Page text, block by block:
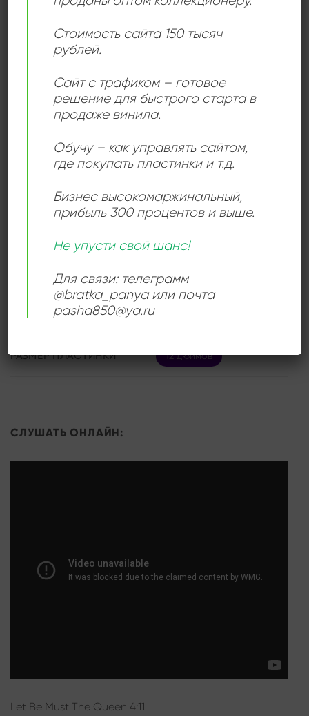
Эта пластинка стала важной вехой в творчестве
Геш Патти, демонстрируя её музыкальный
экспериментализм и смелый подход к поп-музыке.
доступной широкой аудитории в Восточной Европе,
где её стиль и уникальная манера исполнения
привлекли новых поклонников.
ИСПОЛНИТЕЛЬ
СОСТОЯНИЕ
РАЗМЕР ПЛАСТИНКИ 12 дюймов
СЛУШАТЬ ОНЛАЙН:
Let Be Must The Queen 4:11
Стоимость сайта 150 тысяч
рублей.
Сайт с трафиком – готовое
решение для быстрого старта в
продаже винила.
Обучу – как управлять сайтом,
где покупать пластинки и т.д.
Бизнес высокомаржинальный,
прибыль 300 процентов и выше.
Не упусти свой шанс!
Для связи: телеграмм
@bratka_panya или почта
pasha850@ya.ru